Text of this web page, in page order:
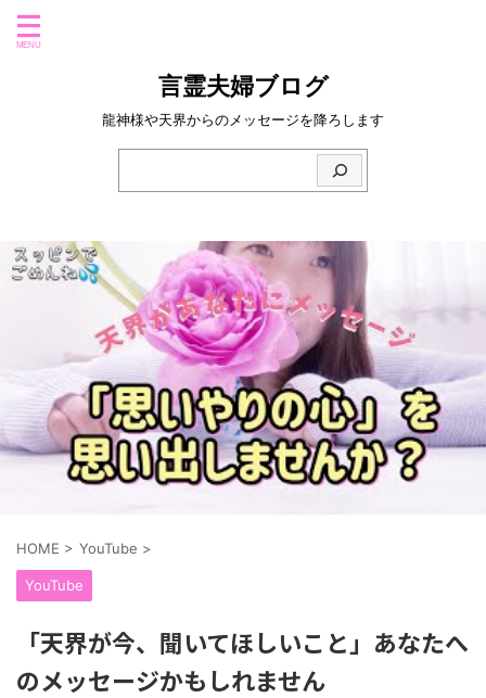
言霊夫婦ブログ
龍神様や天界からのメッセージを降ろします
HOME > YouTube >
YouTube
「天界が今、聞いてほしいこと」あなたへ
のメッセージかもしれません